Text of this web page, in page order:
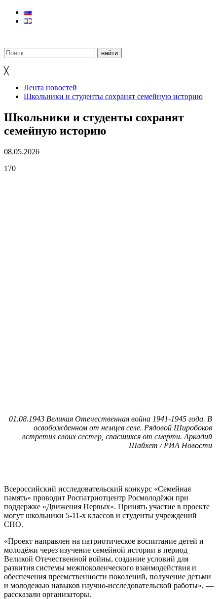
╳
Лента новостей
Школьники и студенты сохранят семейную историю
Школьники и студенты сохранят
семейную историю
08.05.2026
170
01.08.1943 Великая Отечественная война 1941-1945 года. В
освобожденном от немцев селе. Рядовой Широбоков
встретил своих сестер, спасшихся от смерти. Аркадий
Шайхет / РИА Новости
Всероссийский исследовательский конкурс «Семейная
память» проводит Роспатриотцентр Росмолодёжи при
поддержке «Движения Первых». Принять участие в проекте
могут школьники 5-11-х классов и студенты учреждений
СПО.
«Проект направлен на патриотическое воспитание детей и
молодёжи через изучение семейной истории в период
Великой Отечественной войны, создание условий для
развития системы межпоколенческого взаимодействия и
обеспечения преемственности поколений, получение детьми
и молодежью навыков научно-исследовательской работы», —
рассказали организаторы.